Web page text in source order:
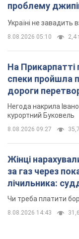
проблему
Україні не завадить
8.08.2026 05:10 2,4
На Прикарпатті
спеки пройшла
дороги
Відео
Негода накрила
курортний Буковель
8.08.2026 09:27
Жінці
за газ через
лічильника:
неочікуване
Чи треба платити
8.08.2026 14:43